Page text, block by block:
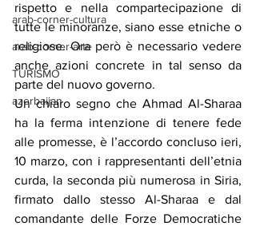
arab-corner-cultura
arab-corner-arte
TURISMO
azerbaijan
rispetto e nella compartecipazione di
tutte le minoranze, siano esse etniche o
religiose. Ora però è necessario vedere
anche azioni concrete in tal senso da
parte del nuovo governo.
Un chiaro segno che Ahmad Al-Sharaa
ha la ferma intenzione di tenere fede
alle promesse, è l’accordo concluso ieri,
10 marzo, con i rappresentanti dell’etnia
curda, la seconda più numerosa in Siria,
firmato dallo stesso Al-Sharaa e dal
comandante delle Forze Democratiche